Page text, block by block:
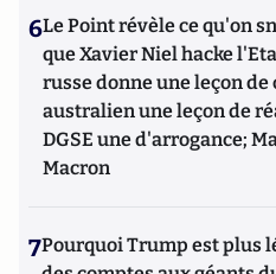
6Le Point révèle ce qu'on
que Xavier Niel hacke
russe donne une leçon de
australien une leçon de
DGSE une d'arrogance;
Macron
7Pourquoi Trump est plus